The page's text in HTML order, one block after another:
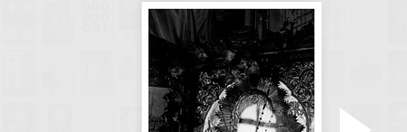
l'espace,
d'impressions
sensuelles
ensemble
étroitement liées
recherches